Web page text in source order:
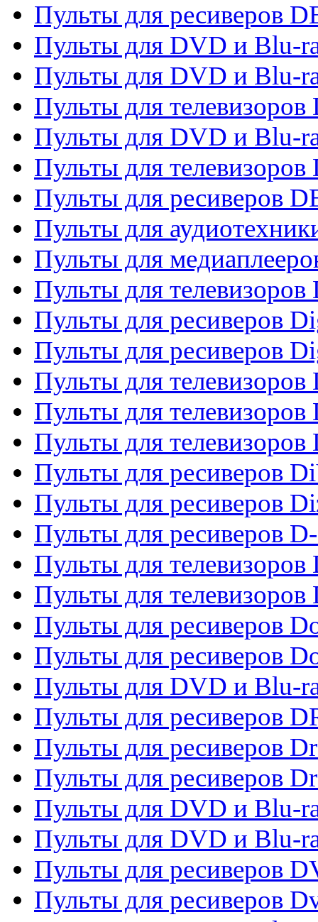
Пульты для ресиверов
Пульты для DVD и Blu-
Пульты для DVD и Blu-
Пульты для
Пульты для DVD и Blu-
Пульты для телевизоров
Пульты для ресиверов
Пульты для
Пульты для
Пульты для телевизоров
Пульты для ресиверов
Пульты для ресиверов
Пульты для
Пульты для
Пульты для телевизоров
Пульты для ресиверов
Пульты для ресиверов
Пульты для ресиверов
Пульты для телевизоров
Пульты для
Пульты для ресиверов
Пульты для ресиверов
Пульты для DVD и Blu-
Пульты для ресиверов
Пульты для ресиверов
Пульты для ресиверов
Пульты для DVD и Blu-
Пульты для DVD и Blu-
Пульты для ресиверов
Пульты для ресиверов